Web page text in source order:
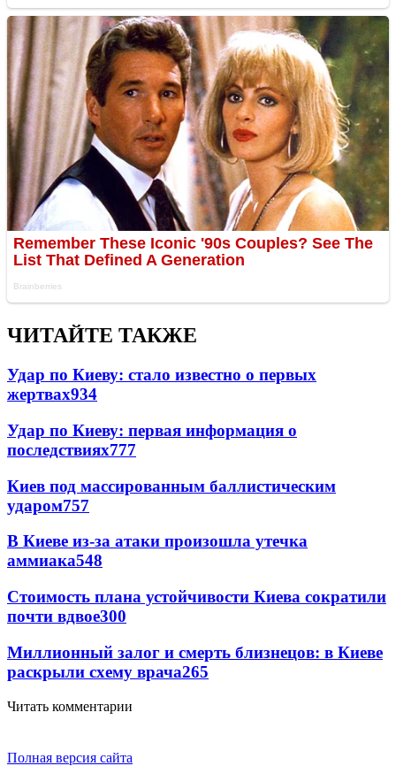
ЧИТАЙТЕ ТАКЖЕ
Удар по Киеву: стало известно о первых
жертвах934
Удар по Киеву: первая информация о
последствиях777
Киев под массированным баллистическим
ударом757
В Киеве из-за атаки произошла утечка
аммиака548
Стоимость плана устойчивости Киева сократили
почти вдвое300
Миллионный залог и смерть близнецов: в Киеве
раскрыли схему врача265
Читать комментарии
Полная версия сайта